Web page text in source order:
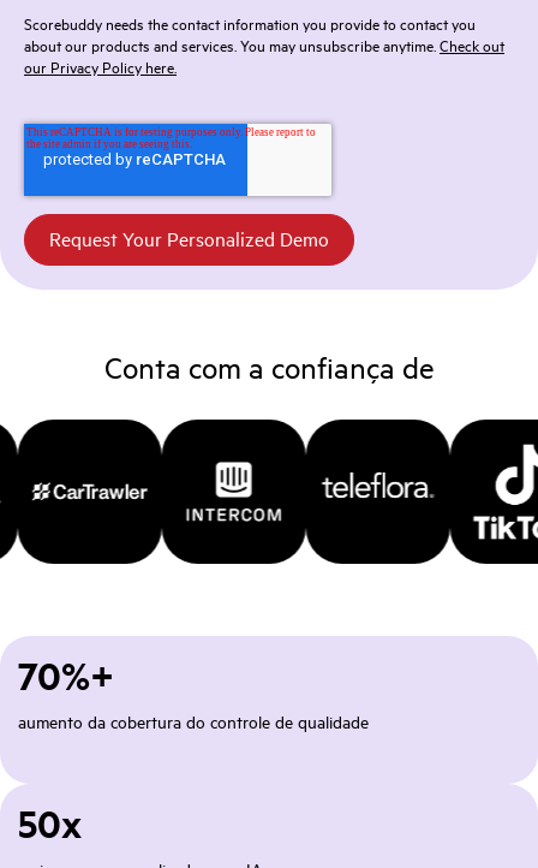
Scorebuddy needs the contact information you provide to contact you
about our products and services. You may unsubscribe anytime.Check out
our Privacy Policy here.
Conta com a confiança de
50x
70%+
aumento da cobertura do controle de qualidade